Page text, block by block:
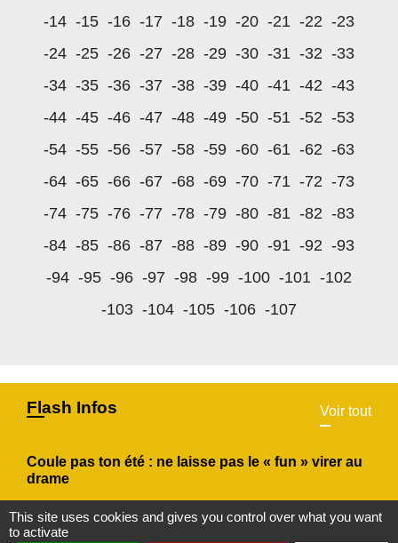
-14 -15 -16 -17 -18 -19 -20 -21 -22 -23
-24 -25 -26 -27 -28 -29 -30 -31 -32 -33
-34 -35 -36 -37 -38 -39 -40 -41 -42 -43
-44 -45 -46 -47 -48 -49 -50 -51 -52 -53
-54 -55 -56 -57 -58 -59 -60 -61 -62 -63
-64 -65 -66 -67 -68 -69 -70 -71 -72 -73
-74 -75 -76 -77 -78 -79 -80 -81 -82 -83
-84 -85 -86 -87 -88 -89 -90 -91 -92 -93
-94 -95 -96 -97 -98 -99 -100 -101 -102
-103 -104 -105 -106 -107
Flash Infos Voir tout
Coule pas ton été : ne laisse pas le « fun » virer au
drame
Avec le retour des chaleurs estivales, VNF
(Voies navigables de France) alerte sur les
This site uses cookies and gives you control over what you want
to activate